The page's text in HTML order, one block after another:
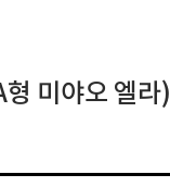
미야오 엘라)